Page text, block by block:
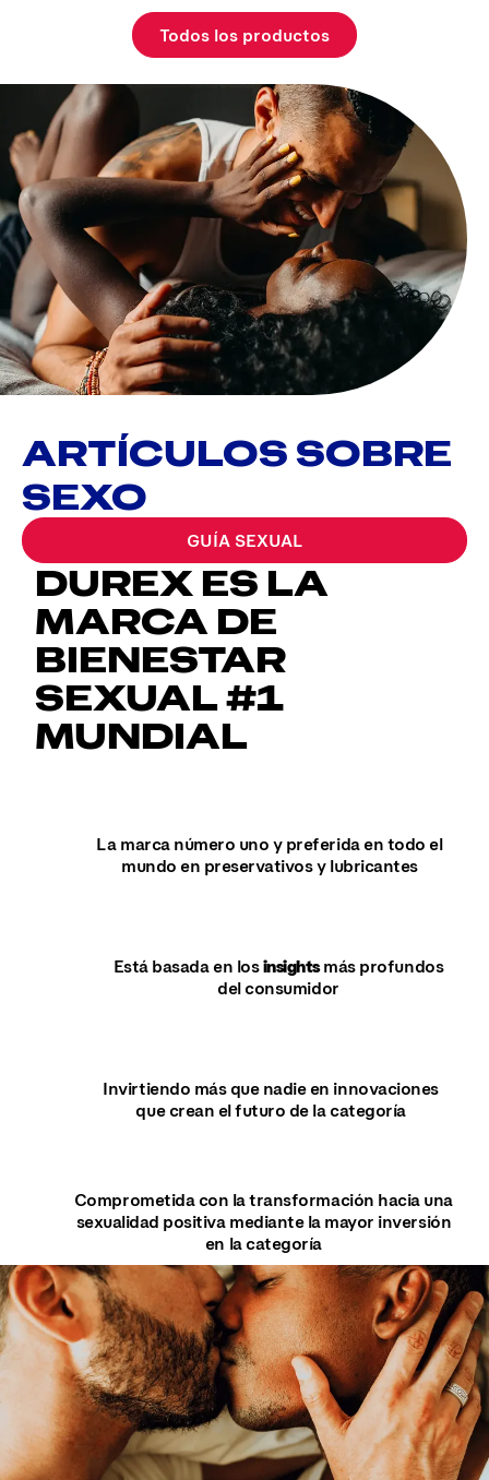
Todos los productos
ARTÍCULOS SOBRE
SEXO
GUÍA SEXUAL
DUREX ES LA
MARCA DE
BIENESTAR
SEXUAL #1
MUNDIAL
La marca número uno y preferida en todo el
mundo en preservativos y lubricantes
Está basada en losinsightsmás profundos
del consumidor
Invirtiendo más que nadie en innovaciones
que crean el futuro de la categoría
Comprometida con la transformación hacia una
sexualidad positiva mediante la mayor inversión
en la categoría